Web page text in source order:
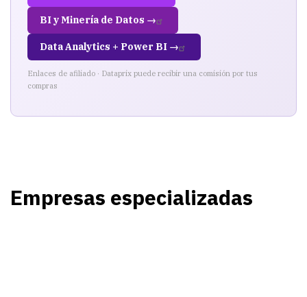
BI y Minería de Datos →
Data Analytics + Power BI →
Enlaces de afiliado · Dataprix puede recibir una comisión por tus
compras
Empresas especializadas